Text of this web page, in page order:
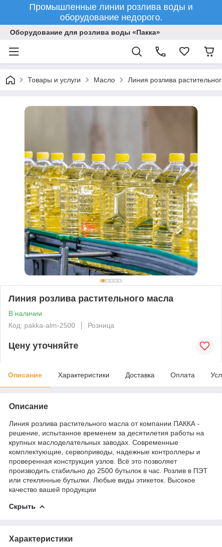
Промышленные линии розлива воды и
оборудование недорого.
Оборудование для розлива воды «Пакка»
Товары и услуги Масло Линия розлива
Линия розлива растительного масла
В наличии
Код: pakka-alm-2500
Розница
Цену уточняйте
Описание Характеристики Доставка Оплата
Описание
Линия розлива растительного масла от компании ПАККА -
решение, испытанное временем за десятилетия работы на
крупных маслоделательных заводах. Современные
комплектующие, сервоприводы, надежные контроллеры и
проверенная конструкция узлов. Всё это позволяет
производить стабильно до 2500 бутылок в час. Розлив в ПЭТ
или стеклянные бутылки. Любые виды этикеток. Высокое
качество вашей продукции
Скрыть
Характеристики